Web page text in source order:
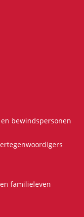
bewindspersonen
familieleven